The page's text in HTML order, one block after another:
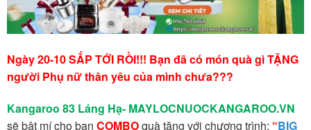
Ngày 20-10 SẮP TỚI RỒI!!! Bạn đã có món quà gì TẶNG
người Phụ nữ thân yêu của mình chưa???
Kangaroo 83 Láng Hạ- MAYLOCNUOCKANGAROO.VN
sẽ bật mí cho bạn COMBOquà tặng với chương trình: “BIG